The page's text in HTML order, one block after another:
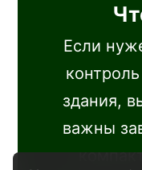
Если
здания,
важны